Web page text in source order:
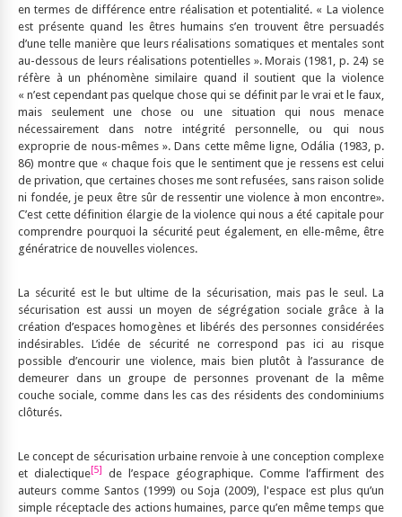
en termes de différence entre réalisation et potentialité. « La violence
est présente quand les êtres humains s’en trouvent être persuadés
d’une telle manière que leurs réalisations somatiques et mentales sont
au-dessous de leurs réalisations potentielles ». Morais (1981, p. 24) se
réfère à un phénomène similaire quand il soutient que la violence
« n’est cependant pas quelque chose qui se définit par le vrai et le faux,
mais seulement une chose ou une situation qui nous menace
nécessairement dans notre intégrité personnelle, ou qui nous
exproprie de nous-mêmes ». Dans cette même ligne, Odália (1983, p.
86) montre que « chaque fois que le sentiment que je ressens est celui
de privation, que certaines choses me sont refusées, sans raison solide
ni fondée, je peux être sûr de ressentir une violence à mon encontre».
C’est cette définition élargie de la violence qui nous a été capitale pour
comprendre pourquoi la sécurité peut également, en elle-même, être
génératrice de nouvelles violences.
La sécurité est le but ultime de la sécurisation, mais pas le seul. La
sécurisation est aussi un moyen de ségrégation sociale grâce à la
création d’espaces homogènes et libérés des personnes considérées
indésirables. L’idée de sécurité ne correspond pas ici au risque
possible d’encourir une violence, mais bien plutôt à l’assurance de
demeurer dans un groupe de personnes provenant de la même
couche sociale, comme dans les cas des résidents des condominiums
clôturés.
Le concept de sécurisation urbaine renvoie à une conception complexe
et dialectique[5]
de l’espace géographique. Comme l’affirment des
auteurs comme Santos (1999) ou Soja (2009), l'espace est plus qu’un
simple réceptacle des actions humaines, parce qu’en même temps que